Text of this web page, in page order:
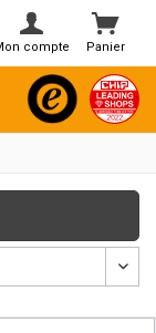
Panier
compte